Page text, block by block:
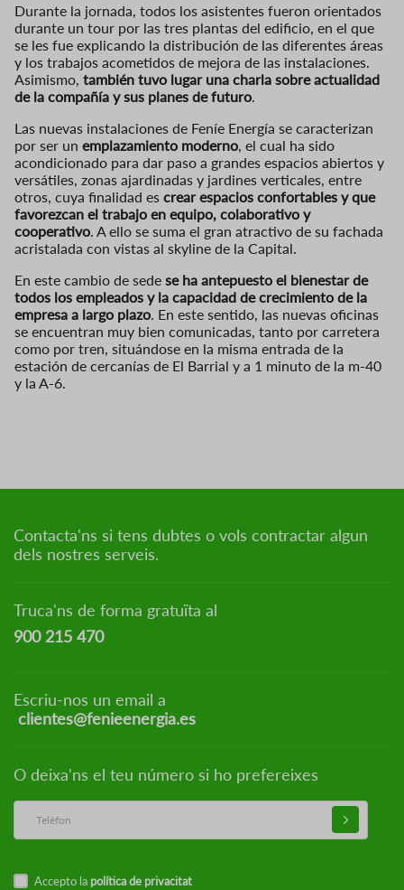
Durante la jornada, todos los asistentes fueron orientados
durante un tour por las tres plantas del edificio, en el que
se les fue explicando la distribución de las diferentes áreas
y los trabajos acometidos de mejora de las instalaciones.
Asimismo, también tuvo lugar una charla sobre actualidad
de la compañía y sus planes de futuro
Las nuevas instalaciones de Feníe Energía se caracterizan
por ser un emplazamiento moderno , el cual ha sido
acondicionado para dar paso a grandes espacios abiertos y
versátiles, zonas ajardinadas y jardines verticales, entre
otros, cuya finalidad es crear espacios confortables y que
favorezcan el trabajo en equipo, colaborativo y
cooperativo . A ello se suma el gran atractivo de su fachada
acristalada con vistas al skyline de la Capital.
En este cambio de sede se ha antepuesto el bienestar de
todos los empleados y la capacidad de crecimiento de la
empresa a largo plazo . En este sentido, las nuevas oficinas
se encuentran muy bien comunicadas, tanto por carretera
como por tren, situándose en la misma entrada de la
estación de cercanías de El Barrial y a 1 minuto de la m-40
y la A-6.
Contacta'ns si tens dubtes o vols contractar algun
dels nostres serveis.
Truca'ns de forma gratuïta al
900 215 470
Escriu-nos un email a
clientes@fenieenergia.es
O deixa'ns el teu número si ho prefereixes
Accepto la política de privacitat